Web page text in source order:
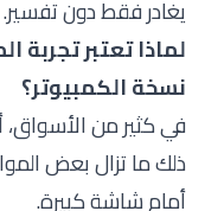
يغادر فقط دون تفسير.
لماذا تعتبر
نسخة الكمبيوتر؟
في كثير من الأسواق،
ذلك ما تزال بعض
أمام شاشة كبيرة.